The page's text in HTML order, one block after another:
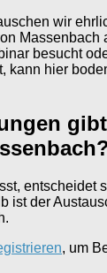
wir
Massenbach
besucht
kann hier
entscheidet
ist der
, um